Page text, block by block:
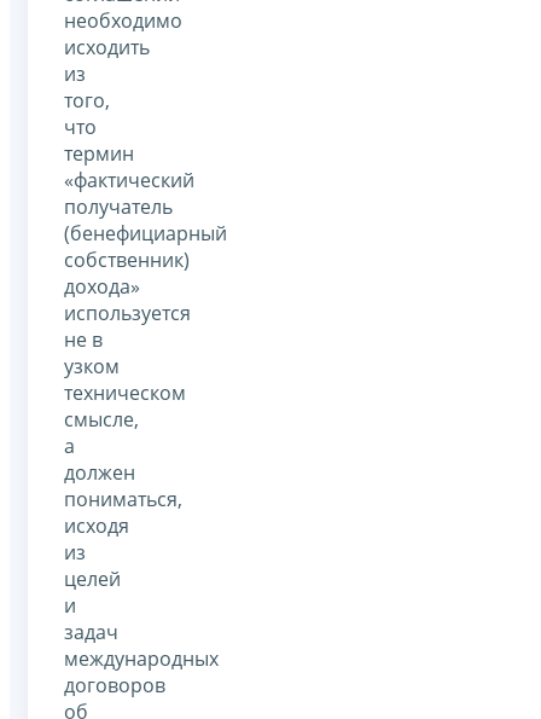
необходимо
исходить
из
того,
что
термин
«фактический
получатель
(бенефициарный
собственник)
дохода»
используется
не в
узком
техническом
смысле,
а
должен
пониматься,
исходя
из
целей
и
задач
международных
договоров
об